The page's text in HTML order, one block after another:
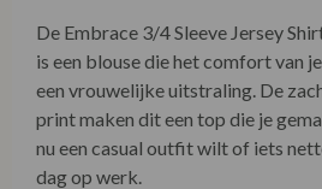
De Embrace 3/4 Sleeve Jersey
is een blouse die het comfort van
een vrouwelijke uitstraling. De
print maken dit een top die je
nu een casual outfit wilt of iets
dag op werk.